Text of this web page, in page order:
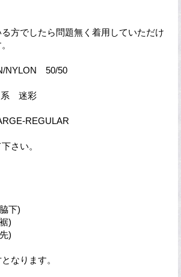
る方でしたら問題無く着用していただけ
50/50
迷彩
REGULAR
さい。
下)
)
)
なります。